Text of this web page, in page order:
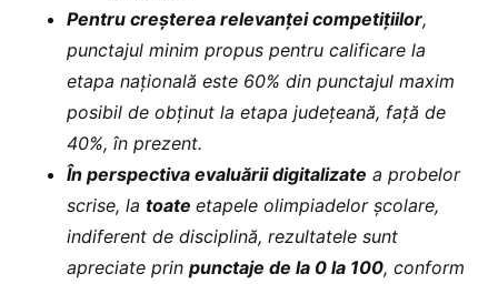
Pentru creșterea relevanței competițiilor,
punctajul minim propus pentru calificare la
etapa națională este 60% din punctajul maxim
posibil de obținut la etapa județeană, față de
40%, în prezent.
În perspectiva evaluării digitalizate a probelor
scrise, la toate etapele olimpiadelor şcolare,
indiferent de disciplină, rezultatele sunt
apreciate prin punctaje de la 0 la 100, conform